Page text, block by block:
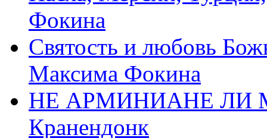
Фокина
Святость и любовь
Максима Фокина
НЕ АРМИНИАНЕ ЛИ
Кранендонк